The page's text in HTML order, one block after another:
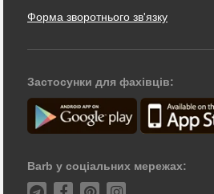
Форма зворотнього зв'язку
Застосунки для фахівців:
Barb у соціальних мережах: